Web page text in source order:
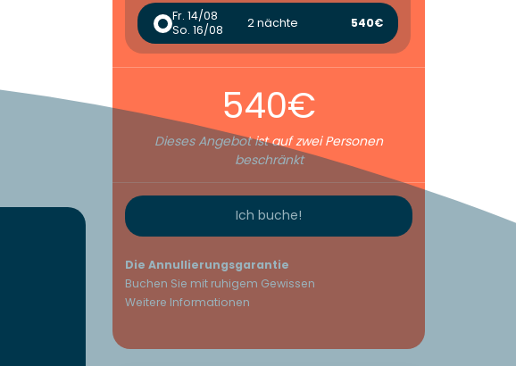
Fr. 14/08
So. 16/08
2 nächte 540€
540€
Dieses Angebot ist auf zwei Personen
beschränkt
Ich buche!
Die Annullierungsgarantie
Buchen Sie mit ruhigem Gewissen
Weitere Informationen